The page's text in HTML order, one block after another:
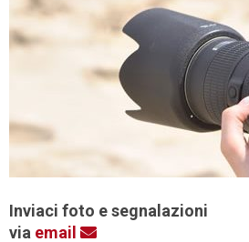
Inviaci foto e segnalazioni
via email